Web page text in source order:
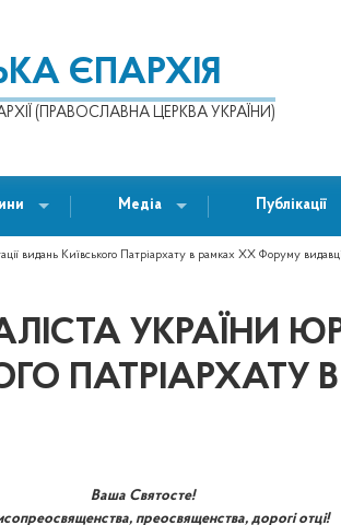
ЄПАРХІЯ
(ПРАВОСЛАВНА ЦЕРКВА УКРАЇНИ)
Медіа Публікації
видань Київського Патріархату в рамках ХХ Форуму
УКРАЇНИ
Ваша Святосте!
преосвященства, дорогі отці!